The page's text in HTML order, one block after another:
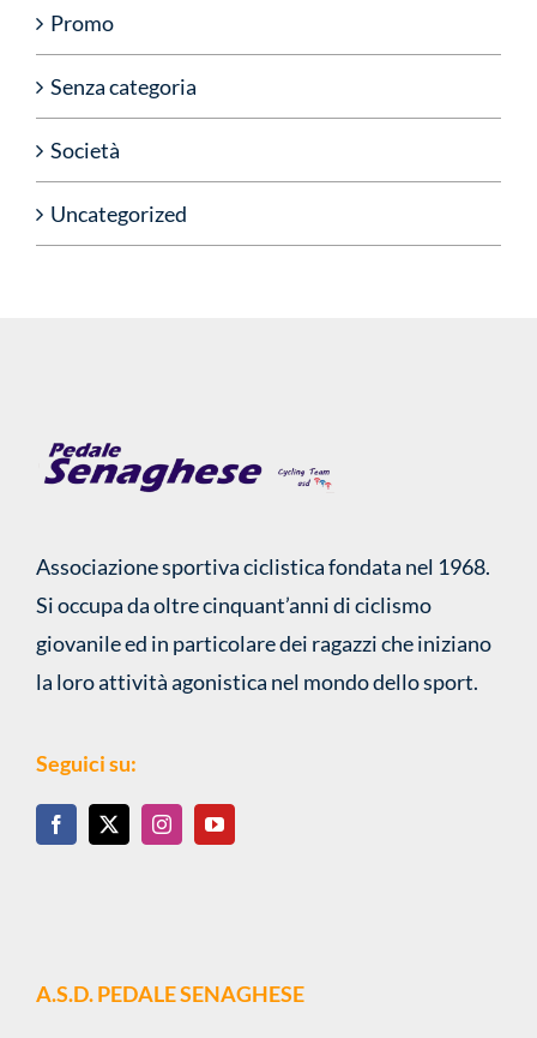
Promo
Senza categoria
Società
Uncategorized
Associazione sportiva ciclistica fondata nel 1968.
Si occupa da oltre cinquant’anni di ciclismo
giovanile ed in particolare dei ragazzi che iniziano
la loro attività agonistica nel mondo dello sport.
Seguici su:
A.S.D. PEDALE SENAGHESE